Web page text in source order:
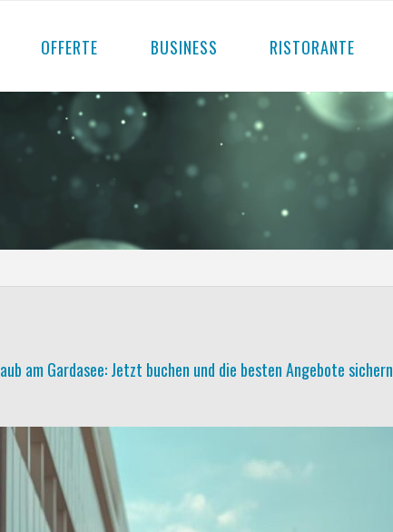
OFFERTE BUSINESS RISTORANTE
am Gardasee: Jetzt buchen und die besten Angebote sichern